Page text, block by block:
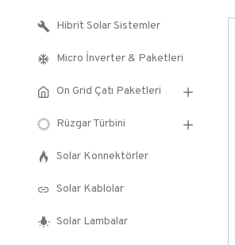
Hibrit Solar Sistemler
Micro İnverter & Paketleri
On Grid Çatı Paketleri
Rüzgar Türbini
Solar Konnektörler
Solar Kablolar
Solar Lambalar